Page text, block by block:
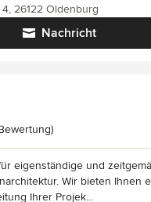
Nachricht
26122 Oldenburg
5 von 5 Sternen
eigenständige und
Wir bieten Ihnen
Ihrer Projek...